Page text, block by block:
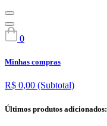
0
Minhas compras
R$ 0,00 (Subtotal)
Últimos produtos adicionados: